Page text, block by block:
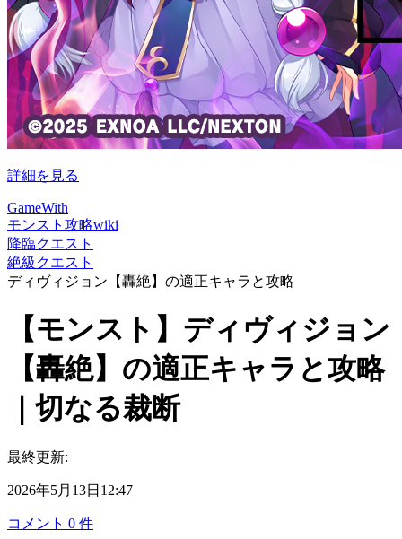
詳細を見る
GameWith
モンスト攻略wiki
降臨クエスト
絶級クエスト
ディヴィジョン【轟絶】の適正キャラと攻略
【モンスト】ディヴィジョン
【轟絶】の適正キャラと攻略
｜切なる裁断
最終更新:
2026年5月13日12:47
コメント 0 件